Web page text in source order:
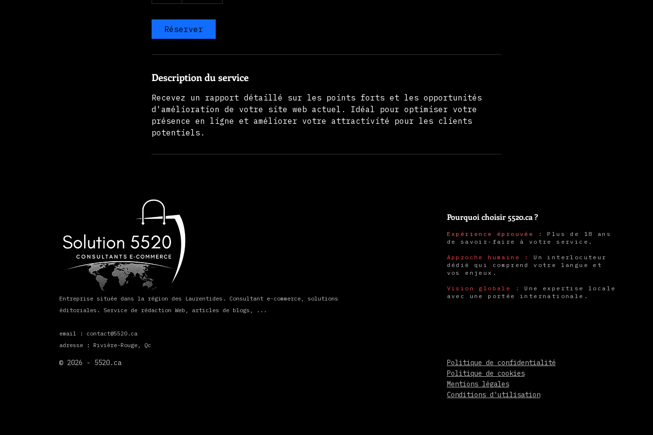
Réserver
Description du service
Recevez un rapport détaillé sur les points forts et les opportunités
d'amélioration de votre site web actuel. Idéal pour optimiser votre
présence en ligne et améliorer votre attractivité pour les clients
potentiels.
Entreprise située dans la région des Laurentides. Consultant e-commerce, solutions
éditoriales. Service de rédaction Web, articles de blogs, ...
email : contact@5520.ca
adresse : Rivière-Rouge, Qc
© 2026 - 5520.ca
Pourquoi choisir 5520.ca ?
Expérience éprouvée :
Plus de 18 ans
de savoir-faire à votre service.
Approche humaine :
Un interlocuteur
dédié qui comprend votre langue et
vos enjeux.
Vision globale :
Une expertise locale
avec une portée internationale.
Politique de confidentialité
Politique de cookies
Mentions légales
Conditions d'utilisation